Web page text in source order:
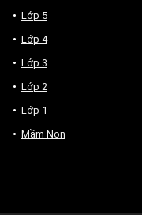
Lớp 5
Lớp 4
Lớp 3
Lớp 2
Lớp 1
Mầm Non